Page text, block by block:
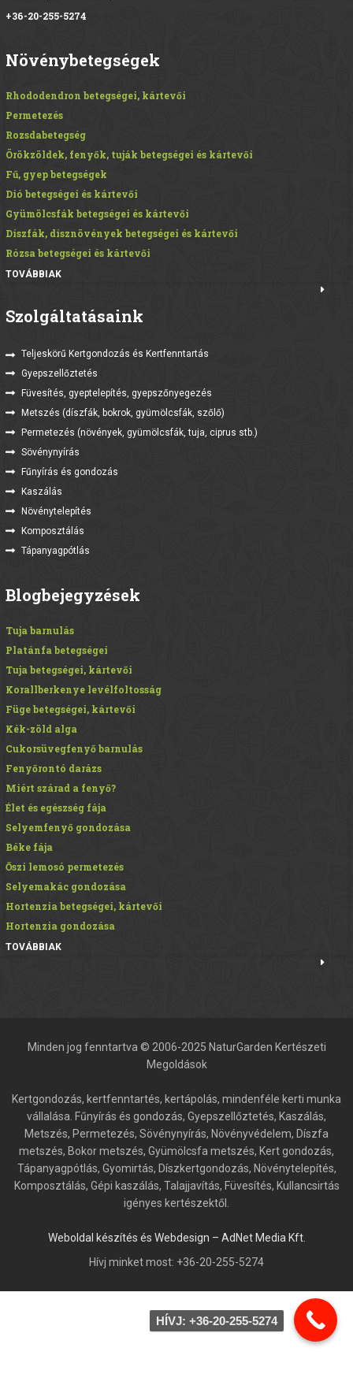
+36-20-255-5274
Növénybetegségek
Rhododendron betegségei, kártevői
Permetezés
Rozsdabetegség
Örökzöldek, fenyők, tuják betegségei és kártevői
Fű, gyep betegségek
Dió betegségei és kártevői
Gyümölcsfák betegségei és kártevői
Díszfák, dísznövények betegségei és kártevői
Rózsa betegségei és kártevői
TOVÁBBIAK
Szolgáltatásaink
Teljeskörű Kertgondozás és Kertfenntartás
Gyepszellőztetés
Füvesítés, gyeptelepítés, gyepszőnyegezés
Metszés (díszfák, bokrok, gyümölcsfák, szőlő)
Permetezés (növények, gyümölcsfák, tuja, ciprus stb.)
Sövénynyírás
Fűnyírás és gondozás
Kaszálás
Növénytelepítés
Komposztálás
Tápanyagpótlás
Blogbejegyzések
Tuja barnulás
Platánfa betegségei
Tuja betegségei, kártevői
Korallberkenye levélfoltosság
Füge betegségei, kártevői
Kék-zöld alga
Cukorsüvegfenyő barnulás
Fenyőrontó darázs
Miért szárad a fenyő?
Élet és egészség fája
Selyemfenyő gondozása
Béke fája
Őszi lemosó permetezés
Selyemakác gondozása
Hortenzia betegségei, kártevői
Hortenzia gondozása
TOVÁBBIAK
Minden jog fenntartva © 2006-2025 NaturGarden Kertészeti
Megoldások
Kertgondozás, kertfenntartés, kertápolás, mindenféle kerti munka
vállalása. Fűnyírás és gondozás, Gyepszellőztetés, Kaszálás,
Metszés, Permetezés, Sövénynyírás, Növényvédelem, Díszfa
metszés, Bokor metszés, Gyümölcsfa metszés, Kert gondozás,
Tápanyagpótlás, Gyomirtás, Díszkertgondozás, Növénytelepítés,
Komposztálás, Gépi kaszálás, Talajjavítás, Füvesítés, Kullancsirtás
igényes kertészektől.
Weboldal készítés és Webdesign – AdNet Media Kft.
Hívj minket most: +36-20-255-5274
HÍVJ: +36-20-255-5274